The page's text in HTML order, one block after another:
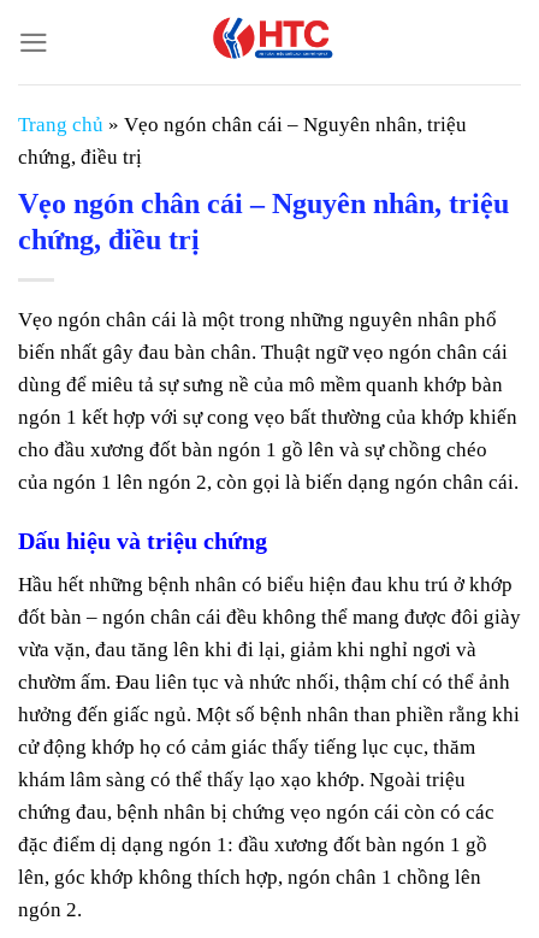
đến
nội
dung
Trang chủ » Vẹo ngón chân cái – Nguyên nhân, triệu
chứng, điều trị
Vẹo ngón chân cái – Nguyên nhân, triệu
chứng, điều trị
Vẹo ngón chân cái là một trong những nguyên nhân phổ
biến nhất gây đau bàn chân. Thuật ngữ vẹo ngón chân cái
dùng để miêu tả sự sưng nề của mô mềm quanh khớp bàn
ngón 1 kết hợp với sự cong vẹo bất thường của khớp khiến
cho đầu xương đốt bàn ngón 1 gồ lên và sự chồng chéo
của ngón 1 lên ngón 2, còn gọi là biến dạng ngón chân cái.
Dấu hiệu và triệu chứng
Hầu hết những bệnh nhân có biểu hiện đau khu trú ở khớp
đốt bàn – ngón chân cái đều không thể mang được đôi giày
vừa vặn, đau tăng lên khi đi lại, giảm khi nghỉ ngơi và
chườm ấm. Đau liên tục và nhức nhối, thậm chí có thể ảnh
hưởng đến giấc ngủ. Một số bệnh nhân than phiền rằng khi
cử động khớp họ có cảm giác thấy tiếng lục cục, thăm
khám lâm sàng có thể thấy lạo xạo khớp. Ngoài triệu
chứng đau, bệnh nhân bị chứng vẹo ngón cái còn có các
đặc điểm dị dạng ngón 1: đầu xương đốt bàn ngón 1 gồ
lên, góc khớp không thích hợp, ngón chân 1 chồng lên
ngón 2.